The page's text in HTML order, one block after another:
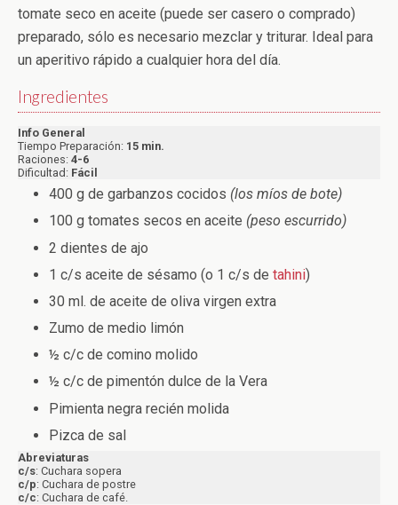
tomate seco en aceite (puede ser casero o comprado)
preparado, sólo es necesario mezclar y triturar. Ideal para
un aperitivo rápido a cualquier hora del día.
Ingredientes
Info General
Tiempo Preparación: 15 min.
Raciones: 4-6
Dificultad: Fácil
400 g de garbanzos cocidos (los míos de bote)
100 g tomates secos en aceite (peso escurrido)
2 dientes de ajo
1 c/s aceite de sésamo (o 1 c/s de tahini)
30 ml. de aceite de oliva virgen extra
Zumo de medio limón
½ c/c de comino molido
½ c/c de pimentón dulce de la Vera
Pimienta negra recién molida
Pizca de sal
Abreviaturas
c/s: Cuchara sopera
c/p: Cuchara de postre
c/c: Cuchara de café.